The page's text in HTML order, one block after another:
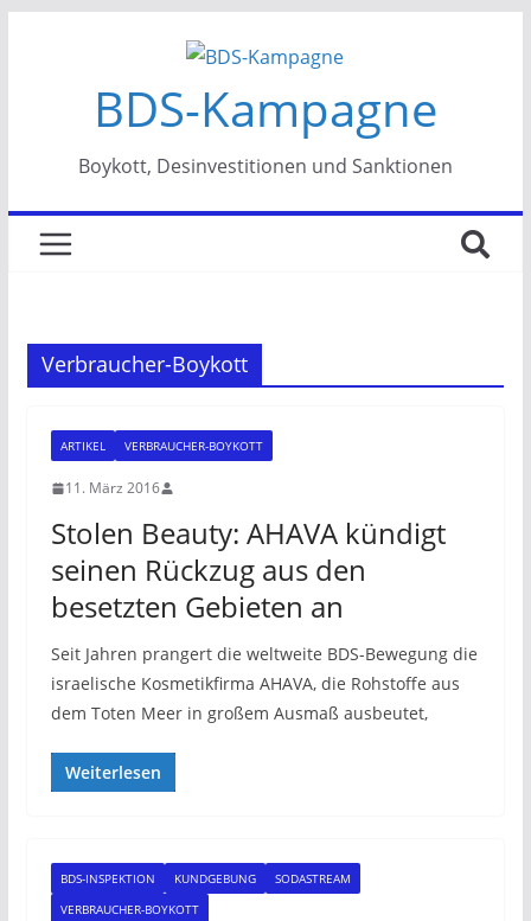
BDS-Kampagne
Boykott, Desinvestitionen und Sanktionen
Verbraucher-Boykott
ARTIKEL VERBRAUCHER-BOYKOTT
11. März 2016
Stolen Beauty: AHAVA kündigt
seinen Rückzug aus den
besetzten Gebieten an
Seit Jahren prangert die weltweite BDS-Bewegung die
israelische Kosmetikfirma AHAVA, die Rohstoffe aus
dem Toten Meer in großem Ausmaß ausbeutet,
Weiterlesen
BDS-INSPEKTION KUNDGEBUNG
SODASTREAM
VERBRAUCHER-BOYKOTT